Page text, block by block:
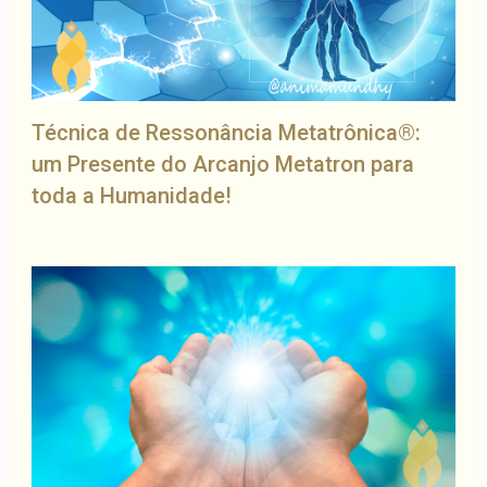
Técnica de Ressonância Metatrônica®:
um Presente do Arcanjo Metatron para
toda a Humanidade!